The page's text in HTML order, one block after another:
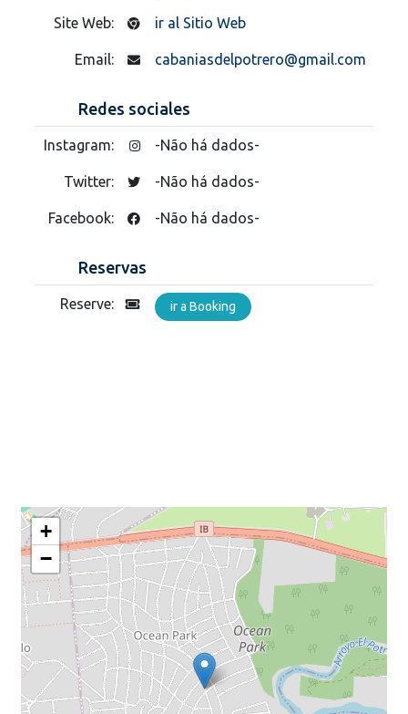
Site Web: ir al Sitio Web
Email: cabaniasdelpotrero@gmail.com
Redes sociales
Instagram: -Não há dados-
Twitter: -Não há dados-
Facebook: -Não há dados-
Reservas
Reserve: ir a Booking
+
−